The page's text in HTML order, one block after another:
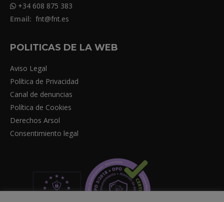
+34 608 875 383
Email: fnt@fnt.es
POLITICAS DE LA WEB
Aviso Legal
Política de Privacidad
Canal de denuncias
Política de Cookies
Derechos Arsol
Consentimiento legal